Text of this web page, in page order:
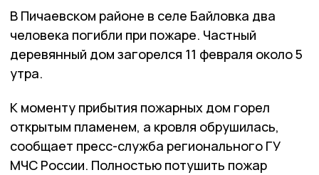
В Пичаевском районе в селе Байловка два
человека погибли при пожаре. Частный
деревянный дом загорелся 11 февраля около 5
утра.
К моменту прибытия пожарных дом горел
открытым пламенем, а кровля обрушилась,
сообщает пресс-служба регионального ГУ
МЧС России. Полностью потушить пожар